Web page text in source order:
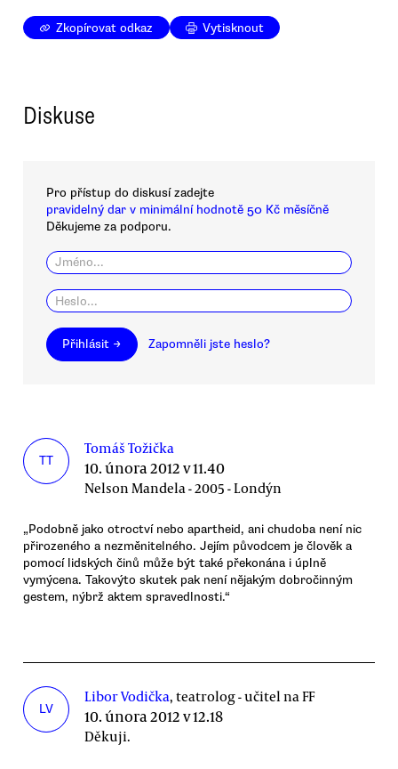
Zkopírovat odkaz Vytisknout
Diskuse
Pro přístup do diskusí zadejte
pravidelný dar v minimální hodnotě 50 Kč měsíčně
Děkujeme za podporu.
Přihlásit → Zapomněli jste heslo?
TT
Tomáš Tožička
10. února 2012 v 11.40
Nelson Mandela - 2005 - Londýn
„Podobně jako otroctví nebo apartheid, ani chudoba není nic
přirozeného a nezměnitelného. Jejím původcem je člověk a
pomocí lidských činů může být také překonána i úplně
vymýcena. Takovýto skutek pak není nějakým dobročinným
gestem, nýbrž aktem spravedlnosti.“
LV
Libor Vodička, teatrolog - učitel na FF
10. února 2012 v 12.18
Děkuji.